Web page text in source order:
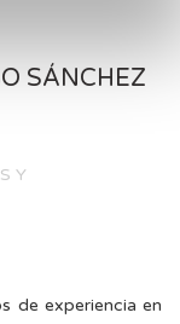
SÁNCHEZ
Y
de experiencia en